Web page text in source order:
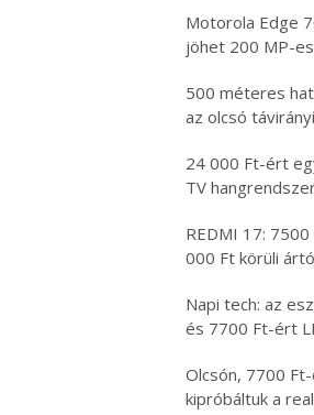
Motorola Edge
jöhet 200 MP-
500 méteres
az olcsó
24 000 Ft-ért
TV
REDMI 17:
000 Ft körüli
Napi tech: az
és 7700 Ft-ért
Olcsón, 7700
kipróbáltuk a